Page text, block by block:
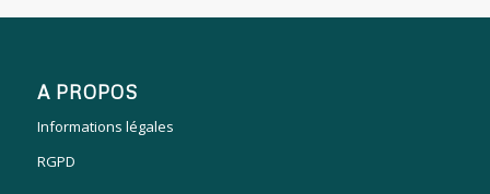
A PROPOS
Informations légales
RGPD